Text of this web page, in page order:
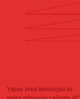
Yapay zeka teknolojisi ile